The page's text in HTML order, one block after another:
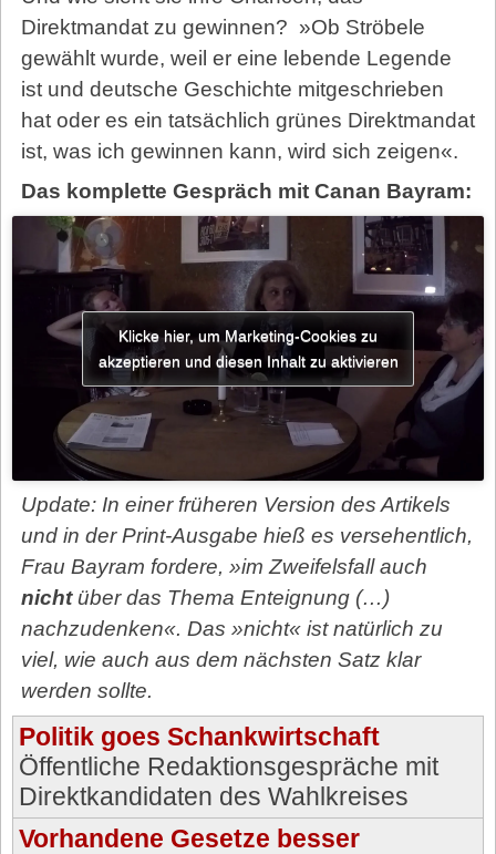
Direktmandat zu gewinnen? »Ob Ströbele
gewählt wurde, weil er eine lebende Legende
ist und deutsche Geschichte mitgeschrieben
hat oder es ein tatsächlich grünes Direktmandat
ist, was ich gewinnen kann, wird sich zeigen«.
Das komplette Gespräch mit Canan Bayram:
Klicke hier, um Marketing-Cookies zu
akzeptieren und diesen Inhalt zu aktivieren
Update: In einer früheren Version des Artikels
und in der Print-Ausgabe hieß es versehentlich,
Frau Bayram fordere, »im Zweifelsfall auch
nichtüber das Thema Enteignung (…)
nachzudenken«. Das »nicht« ist natürlich zu
viel, wie auch aus dem nächsten Satz klar
werden sollte.
Politik goes Schankwirtschaft
Öffentliche Redaktionsgespräche mit
Direktkandidaten des Wahlkreises
Vorhandene Gesetze besser